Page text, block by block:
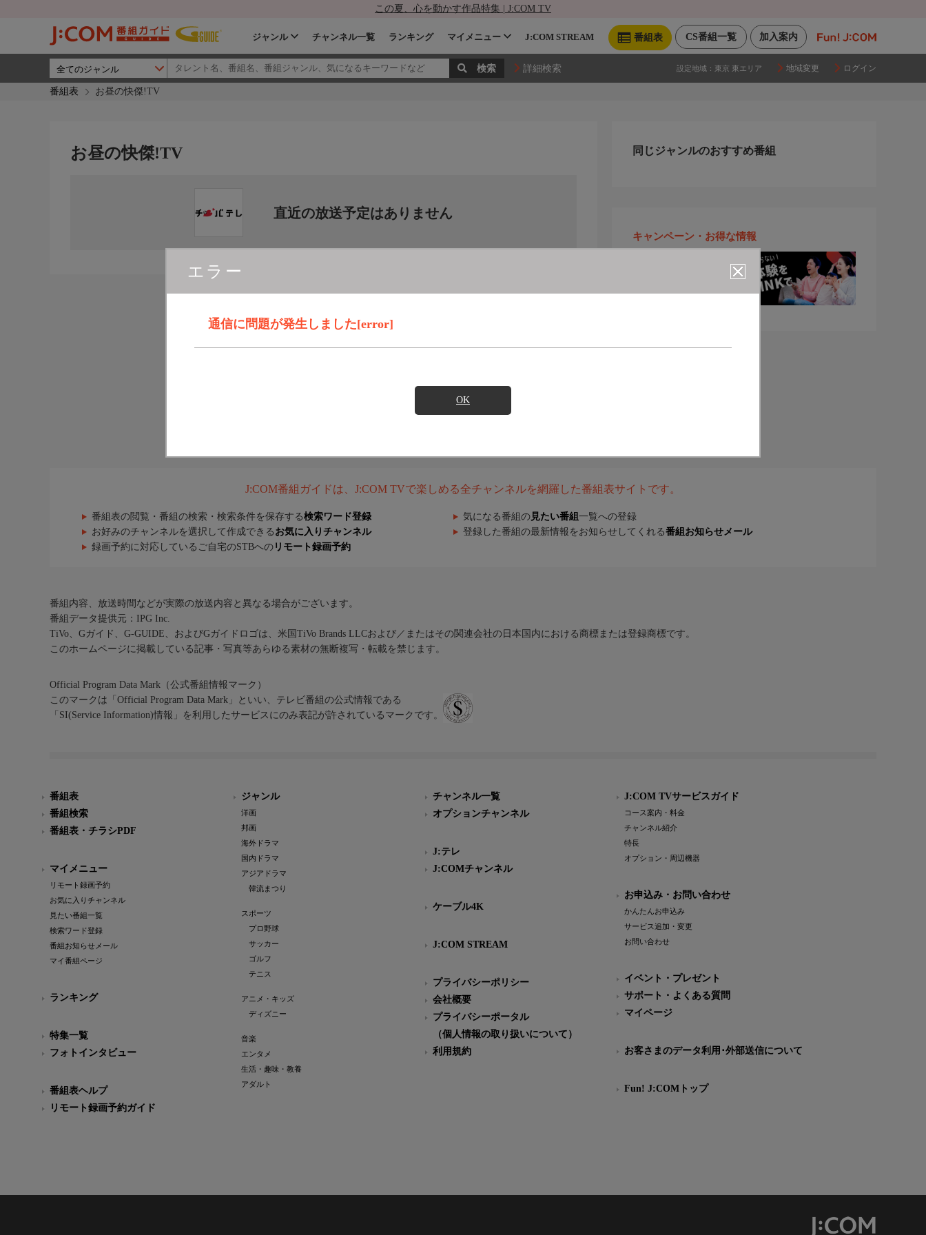
この夏、心を動かす作品特集 | J:COM TV
加入案内
CS番組一覧
番組表
ジャンル チャンネル一覧 ランキング マイメニュー J:COM STREAM
詳細検索 設定地域： 東京 東エリア 地域変更 ログイン
番組表 お昼の快傑!TV
エラー
通信に問題が発生しました[error]
OK
お昼の快傑!TV
直近の放送予定はありません
同じジャンルのおすすめ番組
キャンペーン・お得な情報
J:COM番組ガイドは、J:COM TVで楽しめる全チャンネルを網羅した番組表サイトです。
番組表の閲覧・番組の検索・検索条件を保存する検索ワード登録 気になる番組の 見たい番組 一覧への登録
お好みのチャンネルを選択して作成できる お気に入りチャンネル 登録した番組の最新情報をお知らせしてくれる番組お知らせメール
録画予約に対応しているご自宅のSTBへの リモート録画予約
番組内容、放送時間などが実際の放送内容と異なる場合がございます。
番組データ提供元：IPG Inc.
TiVo、Gガイド、G-GUIDE、およびGガイドロゴは、米国TiVo Brands LLCおよび／またはその関連会社の日本国内における商標または登録商標です。
このホームページに掲載している記事・写真等あらゆる素材の無断複写・転載を禁じます。
Official Program Data Mark（公式番組情報マーク）
このマークは「Official Program Data Mark」といい、テレビ番組の公式情報である
「SI(Service Information)情報」を利用したサービスにのみ表記が許されているマークです。
番組表
番組検索
番組表・チラシPDF
マイメニュー
リモート録画予約
お気に入りチャンネル
見たい番組一覧
検索ワード登録
番組お知らせメール
マイ番組ページ
ランキング
特集一覧
フォトインタビュー
番組表ヘルプ
リモート録画予約ガイド
ジャンル
洋画
邦画
海外ドラマ
国内ドラマ
アジアドラマ
韓流まつり
スポーツ
プロ野球
サッカー
ゴルフ
テニス
アニメ・キッズ
ディズニー
音楽
エンタメ
生活・趣味・教養
アダルト
チャンネル一覧
オプションチャンネル
J:テレ
J:COMチャンネル
ケーブル4K
J:COM STREAM
プライバシーポリシー
会社概要
プライバシーポータル
（個人情報の取り扱いについて）
利用規約
J:COM TVサービスガイド
コース案内・料金
チャンネル紹介
特長
オプション・周辺機器
お申込み・お問い合わせ
かんたんお申込み
サービス追加・変更
お問い合わせ
イベント・プレゼント
サポート・よくある質問
マイページ
お客さまのデータ利用･外部送信について
Fun! J:COMトップ